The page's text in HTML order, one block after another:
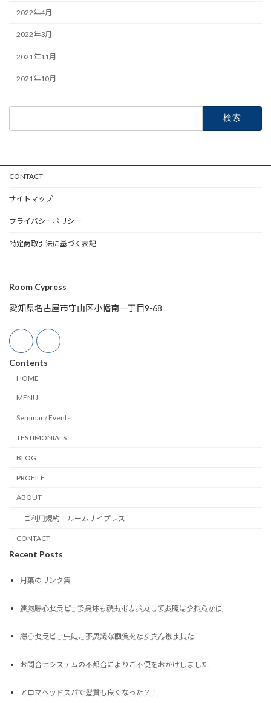
2022年4月
2022年3月
2021年11月
2021年10月
CONTACT
サイトマップ
プライバシーポリシー
特定商取引法に基づく表記
Room Cypress
愛知県名古屋市守山区小幡南一丁目9-68
Contents
HOME
MENU
Seminar / Events
TESTIMONIALS
BLOG
PROFILE
ABOUT
ご利用規約｜ルームサイプレス
CONTACT
Recent Posts
月葉のリンク集
遠隔腸心セラピーで身体も顔もポカポカしてお腹はやわらかに
腸心セラピー中に、不思議な画像をたくさん視ました
お問合せシステムの不都合によりご不便をおかけしました
アロマヘッドスパで髪質も良くなった？！